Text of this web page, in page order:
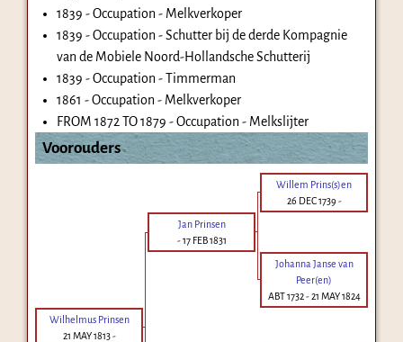
1839 - Occupation - Melkverkoper
1839 - Occupation - Schutter bij de derde Kompagnie
van de Mobiele Noord-Hollandsche Schutterij
1839 - Occupation - Timmerman
1861 - Occupation - Melkverkoper
FROM 1872 TO 1879 - Occupation - Melkslijter
Voorouders
Willem Prins(s)en
26 DEC 1739 -
Jan Prinsen
-17 FEB 1831
Johanna Janse van
Peer(en)
ABT 1732-21 MAY 1824
Wilhelmus Prinsen
21 MAY 1813-